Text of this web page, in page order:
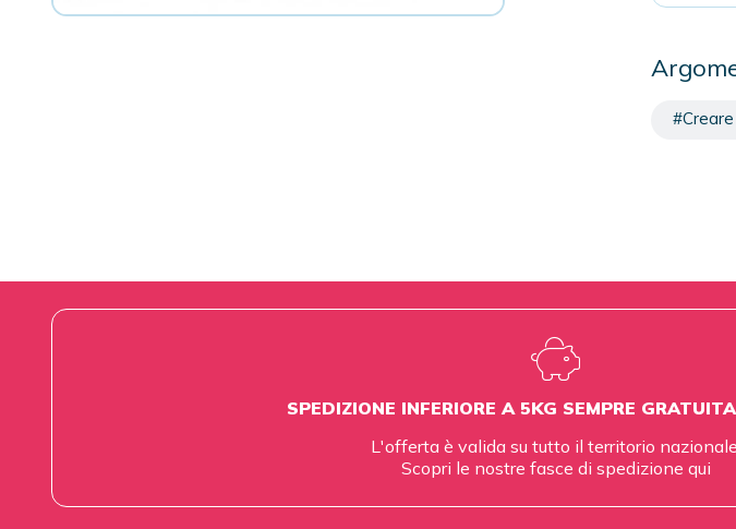
SPEDIZIONE INFERIORE A 5KG SEMPRE
L'offerta è valida su tutto il territorio
Scopri le nostre fasce di spedizione qui